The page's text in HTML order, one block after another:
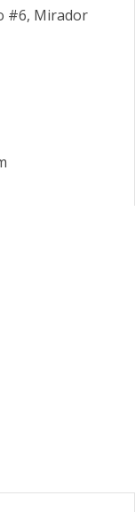
#6, Mirador